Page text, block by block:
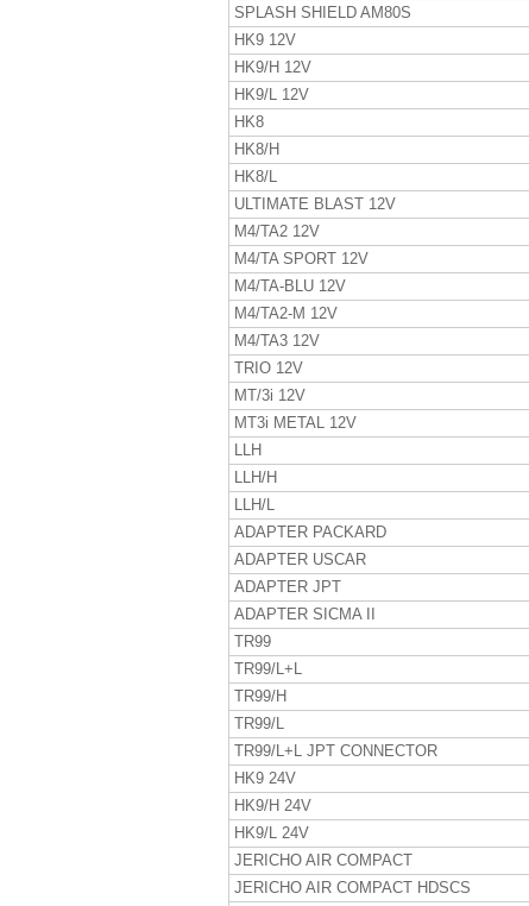
SPLASH SHIELD AM80S
HK9 12V
HK9/H 12V
HK9/L 12V
HK8
HK8/H
HK8/L
ULTIMATE BLAST 12V
M4/TA2 12V
M4/TA SPORT 12V
M4/TA-BLU 12V
M4/TA2-M 12V
M4/TA3 12V
TRIO 12V
MT/3i 12V
MT3i METAL 12V
LLH
LLH/H
LLH/L
ADAPTER PACKARD
ADAPTER USCAR
ADAPTER JPT
ADAPTER SICMA II
TR99
TR99/L+L
TR99/H
TR99/L
TR99/L+L JPT CONNECTOR
HK9 24V
HK9/H 24V
HK9/L 24V
JERICHO AIR COMPACT
JERICHO AIR COMPACT HDSCS